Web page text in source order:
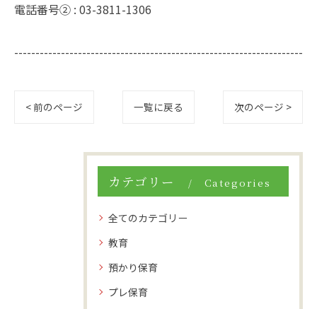
電話番号② : 03-3811-1306
--------------------------------------------------------------------
< 前のページ 一覧に戻る 次のページ >
カテゴリー Categories
全てのカテゴリー
教育
預かり保育
プレ保育